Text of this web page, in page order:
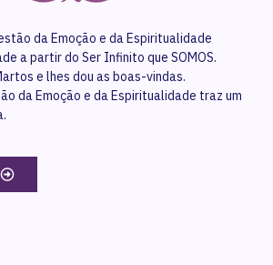
da Emoção e da Espiritualidade
a partir do Ser Infinito que SOMOS.
e lhes dou as boas-vindas.
da Emoção e da Espiritualidade traz um